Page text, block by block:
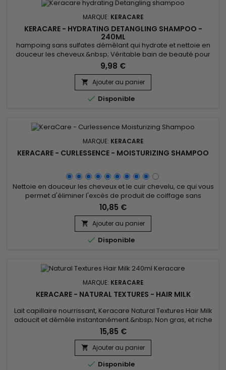
MARQUE: KERACARE
KERACARE - HYDRATING DETANGLING SHAMPOO -
240ML
hampoing sans sulfates démêlant qui hydrate et nettoie en
douceur les cheveux.&nbsp; Véritable bain de beauté pour
les cheveux, il supprime les excès d'huiles des cheveux et du
cuir chevelu sans décaper.&nbsp; Keracare Hydrating
Detangling Shampoo répare, améliore l’alignement de la
cuticule, prévient des pointes fourchues et aide à minimiser
la casse...
9,98 €
 Ajouter au panier
 Disponible
MARQUE: KERACARE
KERACARE - CURLESSENCE - MOISTURIZING SHAMPOO
Nettoie en douceur les cheveux et le cuir chevelu, ce qui vous
permet d'éliminer l'excès de produit de coiffage sans
éliminer toutes vos huiles naturelles ! KeraCare Curlessence
Moisturizing Shampoo hydrate merveilleusement, démêle et
ajoute de la brillance.
10,85 €
 Ajouter au panier
 Disponible
MARQUE: KERACARE
KERACARE - NATURAL TEXTURES - HAIR MILK
Lait capillaire nourrissant, Keracare Natural Textures Hair Milk
adoucit et démêle instantanément.&nbsp; Non gras, et riche
en huiles d'Amla, Shikakai, Argan, de Jojoba et d'Amande, le
lait capillaire de Keracare réduit les frisottis et prévient de la
casse.&nbsp; Léger pour un soin quotidien, Keracare Natural
Textures Hair Milk donne force et...
15,85 €
 Ajouter au panier
 Disponible